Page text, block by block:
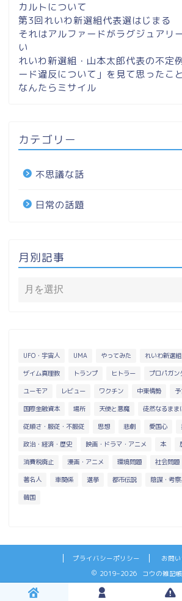
カルトについて
第3回れいわ新選組代表選はじまる
それはアルファードがラグジュアリ
い
れいわ新選組・山本太郎代表の不定
ード違反について」を見て思ったこと
なんたらミサイル
カテゴリー
不思議な話
日常の話題
月別記事
UFO・宇宙人 UMA やってみた れいわ新選組
ザイム真理教 トランプ ヒトラー プロパガン
ユーモア レビュー ワクチン 中東情勢
国際金融資本 場所 天使と悪魔 徒然なるまま
従順さ・服従・不服従 思想 悲劇 愛国心
政治・経済・歴史 映画・ドラマ・アニメ 本
消費税廃止 漫画・アニメ 環境問題 社会問題
著名人 車関係 選挙 都市伝説 陰謀・考
韓国
プライバシーポリシー
お問
2019–2026 コウの雑記帳